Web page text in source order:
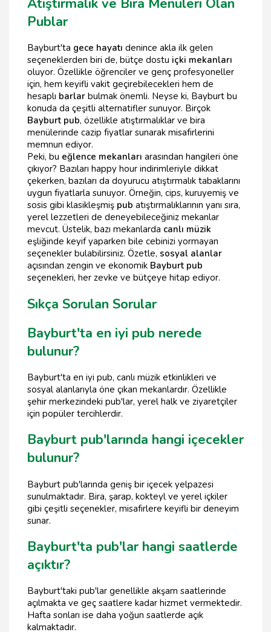
Atıştırmalık ve Bira Menüleri Olan
Publar
Bayburt'ta gece hayatı denince akla ilk gelen
seçeneklerden biri de, bütçe dostu içki mekanları
oluyor. Özellikle öğrenciler ve genç profesyoneller
için, hem keyifli vakit geçirebilecekleri hem de
hesaplı barlar bulmak önemli. Neyse ki, Bayburt bu
konuda da çeşitli alternatifler sunuyor. Birçok
Bayburt pub, özellikle atıştırmalıklar ve bira
menülerinde cazip fiyatlar sunarak misafirlerini
memnun ediyor.
Peki, bu eğlence mekanları arasından hangileri öne
çıkıyor? Bazıları happy hour indirimleriyle dikkat
çekerken, bazıları da doyurucu atıştırmalık tabaklarını
uygun fiyatlarla sunuyor. Örneğin, cips, kuruyemiş ve
sosis gibi klasikleşmiş pub atıştırmalıklarının yanı sıra,
yerel lezzetleri de deneyebileceğiniz mekanlar
mevcut. Üstelik, bazı mekanlarda canlı müzik
eşliğinde keyif yaparken bile cebinizi yormayan
seçenekler bulabilirsiniz. Özetle, sosyal alanlar
açısından zengin ve ekonomik Bayburt pub
seçenekleri, her zevke ve bütçeye hitap ediyor.
Sıkça Sorulan Sorular
Bayburt'ta en iyi pub nerede
bulunur?
Bayburt'ta en iyi pub, canlı müzik etkinlikleri ve
sosyal alanlarıyla öne çıkan mekanlardır. Özellikle
şehir merkezindeki pub'lar, yerel halk ve ziyaretçiler
için popüler tercihlerdir.
Bayburt pub'larında hangi içecekler
bulunur?
Bayburt pub'larında geniş bir içecek yelpazesi
sunulmaktadır. Bira, şarap, kokteyl ve yerel içkiler
gibi çeşitli seçenekler, misafirlere keyifli bir deneyim
sunar.
Bayburt'ta pub'lar hangi saatlerde
açıktır?
Bayburt'taki pub'lar genellikle akşam saatlerinde
açılmakta ve geç saatlere kadar hizmet vermektedir.
Hafta sonları ise daha yoğun saatlerde açık
kalmaktadır.